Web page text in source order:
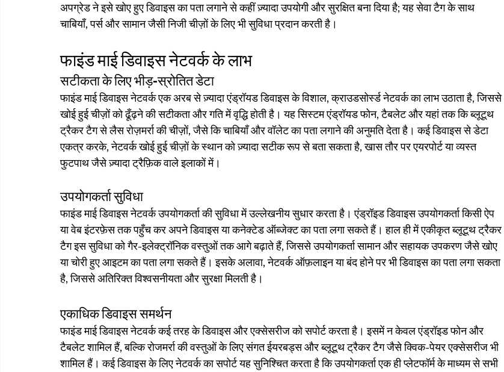
अपग्रेड ने इसे खोए हुए डिवाइस का पता लगाने से कहीं ज़्यादा उपयोगी और सुरक्षित बना दिया है; यह सेवा टैग के साथ
चाबियाँ, पर्स और सामान जैसी निजी चीज़ों के लिए भी सुविधा प्रदान करती है।
फाइंड माई डिवाइस नेटवर्क के लाभ
सटीकता के लिए भीड़-स्रोतित डेटा
फाइंड माई डिवाइस नेटवर्क एक अरब से ज़्यादा एंड्रॉयड डिवाइस के विशाल, क्राउडसोर्स्ड नेटवर्क का लाभ उठाता है, जिससे
खोई हुई चीज़ों को ढूँढ़ने की सटीकता और गति में वृद्धि होती है। यह सिस्टम एंड्रॉयड फोन, टैबलेट और यहां तक ​​कि ब्लूटूथ
ट्रैकर टैग से लैस रोज़मर्रा की चीज़ों, जैसे कि चाबियाँ और वॉलेट का पता लगाने की अनुमति देता है। कई डिवाइस से डेटा
एकत्र करके, नेटवर्क खोई हुई चीज़ों के स्थान को ज़्यादा सटीक रूप से बता सकता है, खास तौर पर एयरपोर्ट या व्यस्त
फुटपाथ जैसे ज़्यादा ट्रैफ़िक वाले इलाकों में।
उपयोगकर्ता सुविधा
फाइंड माई डिवाइस नेटवर्क उपयोगकर्ता की सुविधा में उल्लेखनीय सुधार करता है। एंड्रॉइड डिवाइस उपयोगकर्ता किसी ऐप
या वेब इंटरफ़ेस तक पहुँच कर अपने डिवाइस या कनेक्टेड ऑब्जेक्ट का पता लगा सकते हैं। हाल ही में एकीकृत ब्लूटूथ ट्रैकर
टैग इस सुविधा को गैर-इलेक्ट्रॉनिक वस्तुओं तक आगे बढ़ाते हैं, जिससे उपयोगकर्ता सामान और सहायक उपकरण जैसे खोए
या चोरी हुए आइटम का पता लगा सकते हैं। इसके अलावा, नेटवर्क ऑफ़लाइन या बंद होने पर भी डिवाइस का पता लगा सकता
है, जिससे अतिरिक्त विश्वसनीयता और सुरक्षा मिलती है।
एकाधिक डिवाइस समर्थन
फाइंड माई डिवाइस नेटवर्क कई तरह के डिवाइस और एक्सेसरीज को सपोर्ट करता है। इसमें न केवल एंड्रॉइड फोन और
टैबलेट शामिल हैं, बल्कि रोजमर्रा की वस्तुओं के लिए संगत ईयरबड्स और ब्लूटूथ ट्रैकर टैग जैसे क्विक-पेयर एक्सेसरीज भी
शामिल हैं। कई डिवाइस के लिए नेटवर्क का सपोर्ट यह सुनिश्चित करता है कि उपयोगकर्ता एक ही प्लेटफॉर्म के माध्यम से सभी